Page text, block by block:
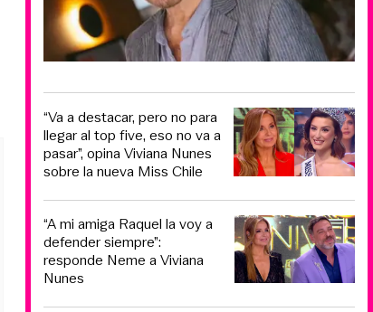
“Va a destacar, pero no para
llegar al top five, eso no va a
pasar”, opina Viviana Nunes
sobre la nueva Miss Chile
“A mi amiga Raquel la voy a
defender siempre”:
responde Neme a Viviana
Nunes